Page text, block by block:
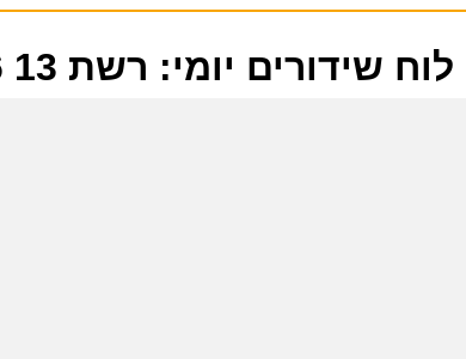
לוח שידורים יומי: רשת 13 19-06-2026